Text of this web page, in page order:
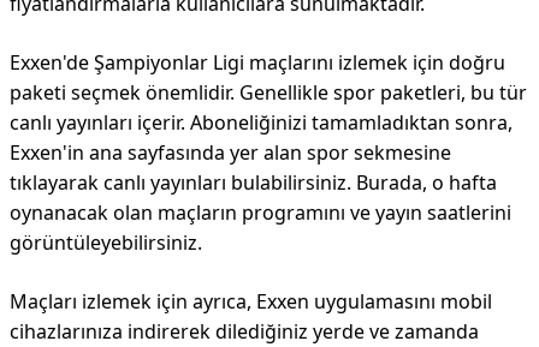
Exxen'de Şampiyonlar Ligi maçlarını izlemek için doğru
paketi seçmek önemlidir. Genellikle spor paketleri, bu tür
canlı yayınları içerir. Aboneliğinizi tamamladıktan sonra,
Exxen'in ana sayfasında yer alan spor sekmesine
tıklayarak canlı yayınları bulabilirsiniz. Burada, o hafta
oynanacak olan maçların programını ve yayın saatlerini
görüntüleyebilirsiniz.
Maçları izlemek için ayrıca, Exxen uygulamasını mobil
cihazlarınıza indirerek dilediğiniz yerde ve zamanda